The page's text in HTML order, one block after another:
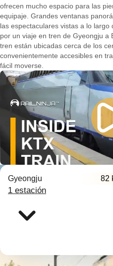
ofrecen mucho espacio para las
equipaje. Grandes ventanas
las espectaculares vistas a lo
por un viaje en tren de Gyeongju a
tren están ubicadas cerca de los
convenientemente accesibles en
fácil moverse.
Gyeongju 82
1 estación